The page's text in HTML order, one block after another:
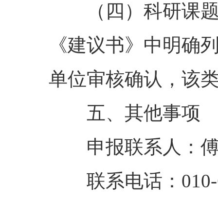
（四）科研课
《建议书》中明确
单位审核确认，该
五、其他事项
申报联系人：
联系电话：